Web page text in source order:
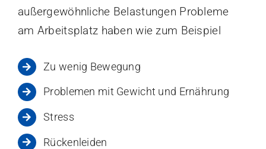
außergewöhnliche Belastungen Probleme
am Arbeitsplatz haben wie zum Beispiel
Zu wenig Bewegung
Problemen mit Gewicht und Ernährung
Stress
Rückenleiden